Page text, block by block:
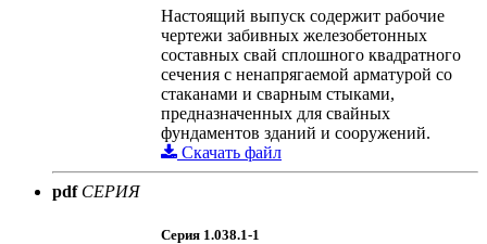
Настоящий выпуск содержит рабочие
чертежи забивных железобетонных
составных свай сплошного квадратного
сечения с ненапрягаемой арматурой со
стаканами и сварным стыками,
предназначенных для свайных
фундаментов зданий и сооружений.
Скачать файл
pdf СЕРИЯ
Серия 1.038.1-1